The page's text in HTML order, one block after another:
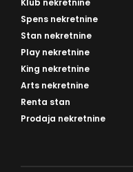
Klub nekretnine
Spens nekretnine
Stan nekretnine
Play nekretnine
King nekretnine
Arts nekretnine
Renta stan
Prodaja nekretnine